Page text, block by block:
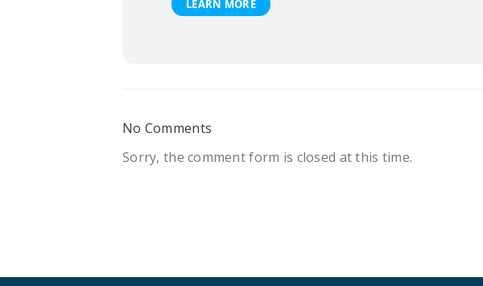
LEARN MORE
No Comments
Sorry, the comment form is closed at this time.